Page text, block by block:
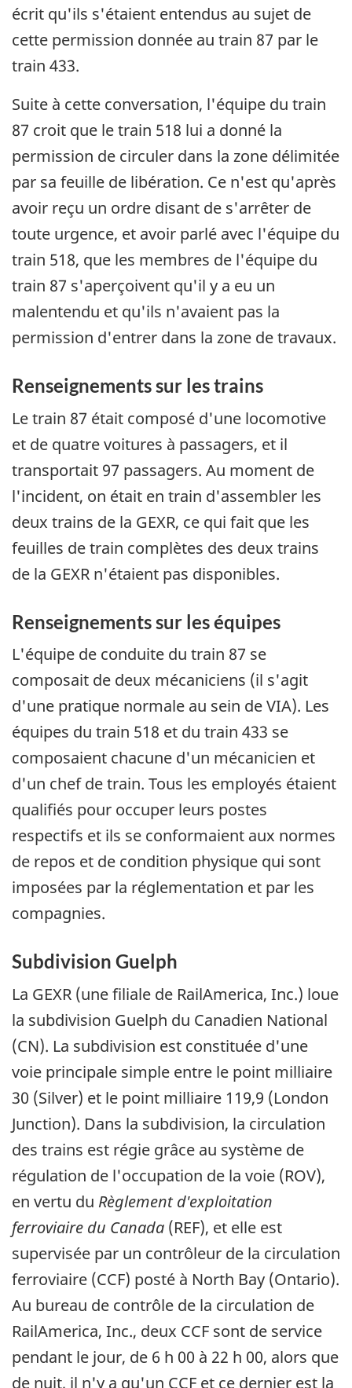
écrit qu'ils s'étaient entendus au sujet de
cette permission donnée au train 87 par le
train 433.
Suite à cette conversation, l'équipe du train
87 croit que le train 518 lui a donné la
permission de circuler dans la zone délimitée
par sa feuille de libération. Ce n'est qu'après
avoir reçu un ordre disant de s'arrêter de
toute urgence, et avoir parlé avec l'équipe du
train 518, que les membres de l'équipe du
train 87 s'aperçoivent qu'il y a eu un
malentendu et qu'ils n'avaient pas la
permission d'entrer dans la zone de travaux.
Renseignements sur les trains
Le train 87 était composé d'une locomotive
et de quatre voitures à passagers, et il
transportait 97 passagers. Au moment de
l'incident, on était en train d'assembler les
deux trains de la GEXR, ce qui fait que les
feuilles de train complètes des deux trains
de la GEXR n'étaient pas disponibles.
Renseignements sur les équipes
L'équipe de conduite du train 87 se
composait de deux mécaniciens (il s'agit
d'une pratique normale au sein de VIA). Les
équipes du train 518 et du train 433 se
composaient chacune d'un mécanicien et
d'un chef de train. Tous les employés étaient
qualifiés pour occuper leurs postes
respectifs et ils se conformaient aux normes
de repos et de condition physique qui sont
imposées par la réglementation et par les
compagnies.
Subdivision Guelph
La GEXR (une filiale de RailAmerica, Inc.) loue
la subdivision Guelph du Canadien National
(CN). La subdivision est constituée d'une
voie principale simple entre le point milliaire
30 (Silver) et le point milliaire 119,9 (London
Junction). Dans la subdivision, la circulation
des trains est régie grâce au système de
régulation de l'occupation de la voie (ROV),
en vertu du Règlement d'exploitation
ferroviaire du Canada (REF), et elle est
supervisée par un contrôleur de la circulation
ferroviaire (CCF) posté à North Bay (Ontario).
Au bureau de contrôle de la circulation de
RailAmerica, Inc., deux CCF sont de service
pendant le jour, de 6 h 00 à 22 h 00, alors que
de nuit, il n'y a qu'un CCF et ce dernier est la